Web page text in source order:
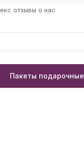
отзывы о нас
Пакеты подарочные